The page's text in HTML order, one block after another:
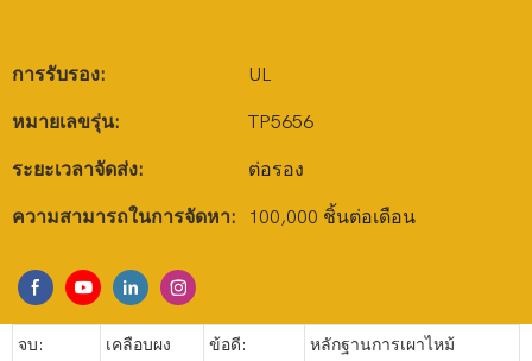
การรับรอง: UL
หมายเลขรุ่น: TP5656
ระยะเวลาจัดส่ง: ต่อรอง
ความสามารถในการจัดหา: 100,000 ชิ้นต่อเดือน
จบ: เคลือบผง ข้อดี: หลักฐานการเผาไหม้